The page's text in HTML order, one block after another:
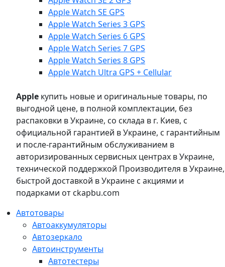
Apple Watch SE GPS
Apple Watch Series 3 GPS
Apple Watch Series 6 GPS
Apple Watch Series 7 GPS
Apple Watch Series 8 GPS
Apple Watch Ultra GPS + Cellular
Apple купить новые и оригинальные товары, по
выгодной цене, в полной комплектации, без
распаковки в Украине, со склада в г. Киев, с
официальной гарантией в Украине, с гарантийным
и после-гарантийным обслуживанием в
авторизированных сервисных центрах в Украине,
технической поддержкой Производителя в Украине,
быстрой доставкой в Украине с акциями и
подарками от ckapbu.com
Автотовары
Автоаккумуляторы
Автозеркало
Автоинструменты
Автотестеры